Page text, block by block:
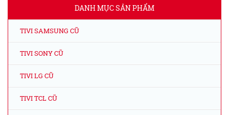
DANH MỤC SẢN PHẨM
TIVI SAMSUNG CŨ
TIVI SONY CŨ
TIVI LG CŨ
TIVI TCL CŨ